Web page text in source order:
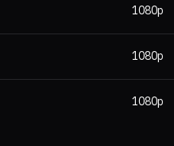
1080p
1080p
1080p